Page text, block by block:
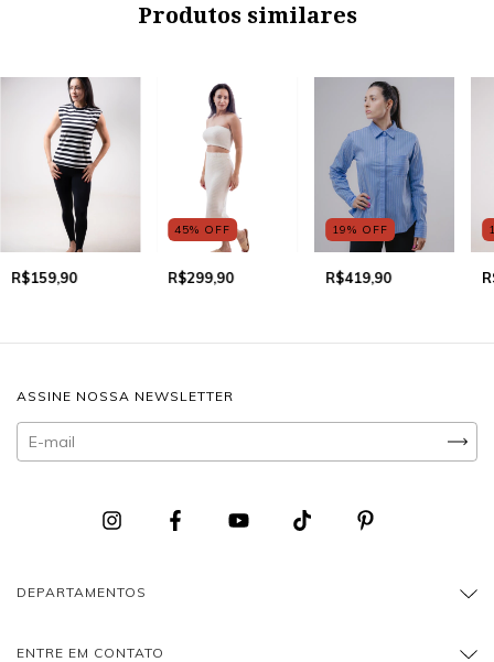
Produtos similares
R$159,90
45% OFF
R$299,90
19% OFF
R$419,90
ASSINE NOSSA NEWSLETTER
DEPARTAMENTOS
ENTRE EM CONTATO